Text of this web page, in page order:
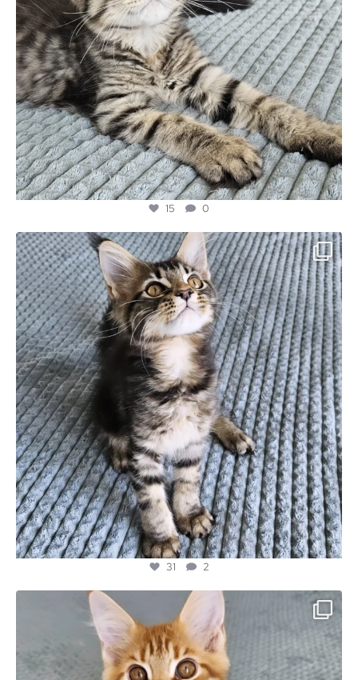
15 0
majesticmainecooncattery
Jul 3
31 2
majesticmainecooncattery
Jul 3